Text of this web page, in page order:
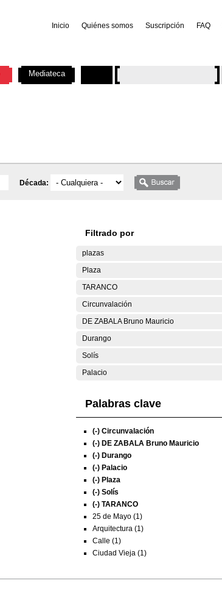
Inicio Quiénes somos Suscripción FAQ
Década:
Filtrado por
plazas
Plaza
TARANCO
Circunvalación
DE ZABALA Bruno Mauricio
Durango
Solís
Palacio
Palabras clave
(-) Circunvalación
(-) DE ZABALA Bruno Mauricio
(-) Durango
(-) Palacio
(-) Plaza
(-) Solís
(-) TARANCO
25 de Mayo (1)
Arquitectura (1)
Calle (1)
Ciudad Vieja (1)
Mediateca